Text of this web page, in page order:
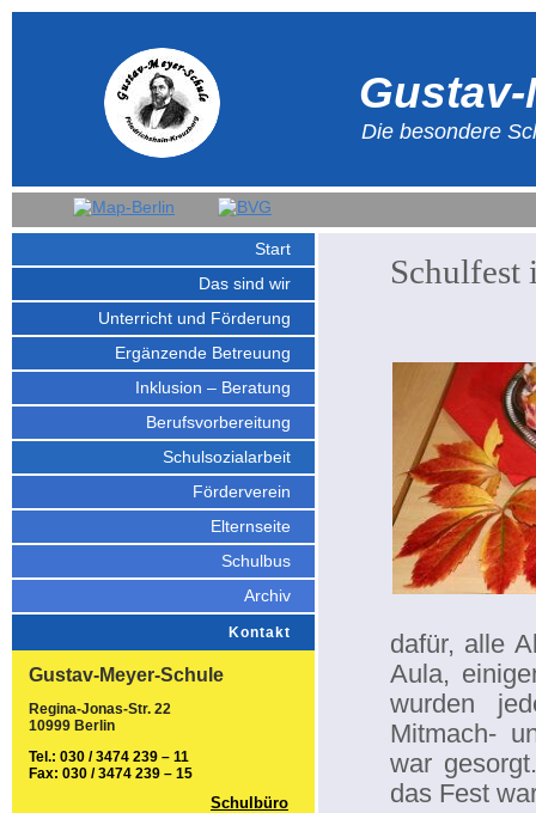
Start
Das sind wir
Unterricht und Förderung
Ergänzende Betreuung
Inklusion – Beratung
Berufsvorbereitung
Schulsozialarbeit
Förderverein
Elternseite
Schulbus
Archiv
Kontakt
Gustav-Meyer-Schule
Regina-Jonas-Str. 22
10999 Berlin
Tel.: 030 / 3474 239 – 11
Fax: 030 / 3474 239 – 15
Schulbüro
Die besondere
Schulfest
dafür, alle
Aula,
wurden
Mitmach-
war
das Fest